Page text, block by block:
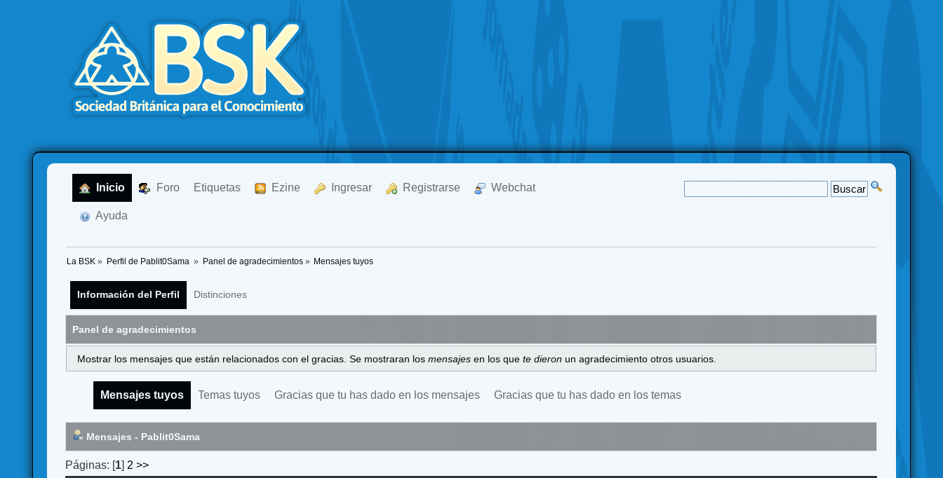
Inicio Foro Etiquetas Ezine Ingresar Registrarse Webchat
Ayuda
La BSK » Perfil de Pablit0Sama » Panel de agradecimientos» Mensajes tuyos
Información del Perfil Distinciones
Panel de agradecimientos
Mostrar los mensajes que están relacionados con el gracias. Se mostraran los mensajes en los que te dieron un agradecimiento otros usuarios.
Mensajes tuyos Temas tuyos Gracias que tu has dado en los mensajes Gracias que tu has dado en los temas
Mensajes - Pablit0Sama
Páginas: [1] 2 >>